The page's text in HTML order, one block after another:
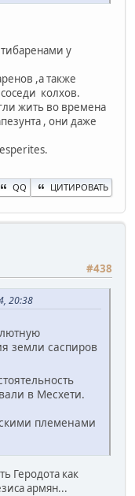
у
,а также
колхов.
жить во времена
, они даже
QQ ЦИТИРОВАТЬ
#438
20:38
земли саспиров
в Месхети.
племенами
Геродота как
армян...